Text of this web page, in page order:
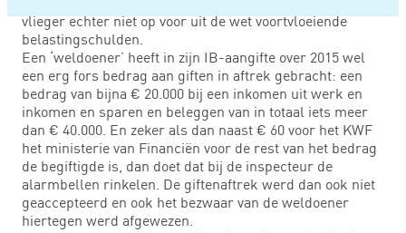
vlieger echter niet op voor uit de wet voortvloeiende
belastingschulden.
Een ‘weldoener’ heeft in zijn IB-aangifte over 2015 wel
een erg fors bedrag aan giften in aftrek gebracht: een
bedrag van bijna € 20.000 bij een inkomen uit werk en
inkomen en sparen en beleggen van in totaal iets meer
dan € 40.000. En zeker als dan naast € 60 voor het KWF
het ministerie van Financiën voor de rest van het bedrag
de begiftigde is, dan doet dat bij de inspecteur de
alarmbellen rinkelen. De giftenaftrek werd dan ook niet
geaccepteerd en ook het bezwaar van de weldoener
hiertegen werd afgewezen.